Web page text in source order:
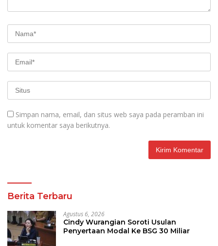
Simpan nama, email, dan situs web saya pada peramban ini
untuk komentar saya berikutnya.
Berita Terbaru
Agustus 6, 2026
Cindy Wurangian Soroti Usulan
Penyertaan Modal Ke BSG 30 Miliar